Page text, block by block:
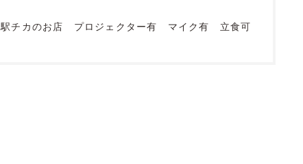
駅チカのお店 プロジェクター有 マイク有
立食可